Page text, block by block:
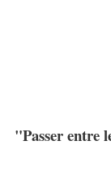
"Passer entre